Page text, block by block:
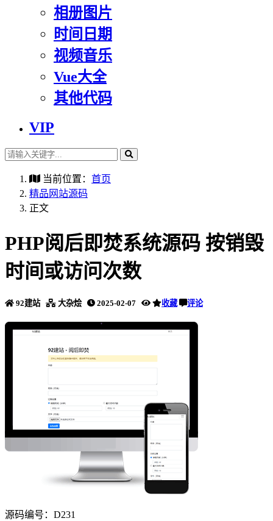
相册图片
时间日期
视频音乐
Vue大全
其他代码
VIP
当前位置： 首页
精品网站源码
正文
PHP阅后即焚系统源码 按销毁
时间或访问次数
92建站 大杂烩 2025-02-07 收藏 评论
源码编号：D231